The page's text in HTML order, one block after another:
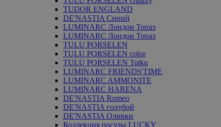
TUDOR ENGLAND
DE'NASTIA Синий
LUMINARC Лондон Топаз
LUMINARC Лондон Топаз
TULU PORSELEN
TULU PORSELEN color
TULU PORSELEN Tutku
LUMINARC FRIENDS'TIME
LUMINARC AMMONITE
LUMINARC HARENA
DE'NASTIA Romeo
DE'NASTIA голубой
DE'NASTIA Оливки
Коллекция посуды LUCKY